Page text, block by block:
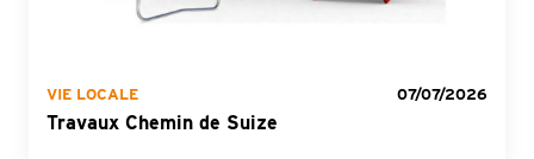
VIE LOCALE 07/07/2026
Travaux Chemin de Suize